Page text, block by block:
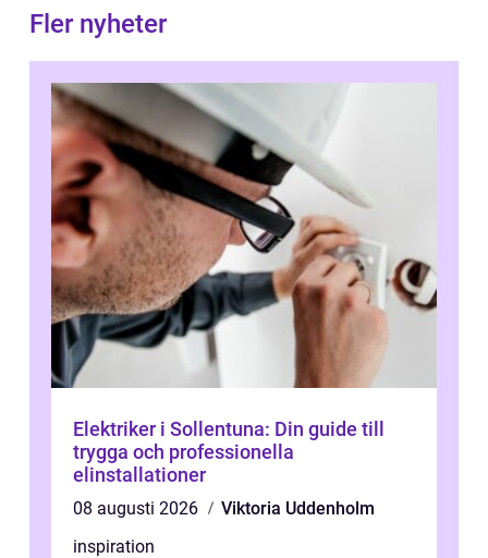
Fler nyheter
Elektriker i Sollentuna: Din guide till
trygga och professionella
elinstallationer
08 augusti 2026
Viktoria Uddenholm
inspiration